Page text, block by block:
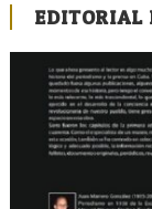
EDITORIAL